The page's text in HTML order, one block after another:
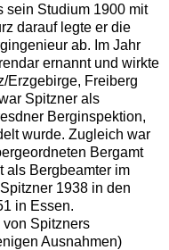
sein Studium 1900 mit
darauf legte er die
ab. Im Jahr
ernannt und wirkte
Erzgebirge, Freiberg
Spitzner als
Berginspektion,
wurde. Zugleich war
Bergamt
als Bergbeamter im
1938 in den
in Essen.
von Spitzners
Ausnahmen)